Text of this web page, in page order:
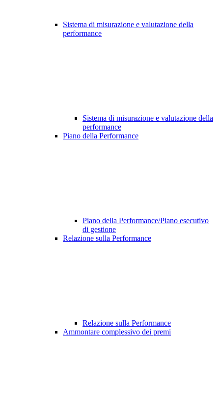
Sistema di misurazione e valutazione della
performance
Sistema di misurazione e valutazione della
performance
Piano della Performance
Piano della Performance/Piano esecutivo
di gestione
Relazione sulla Performance
Relazione sulla Performance
Ammontare complessivo dei premi